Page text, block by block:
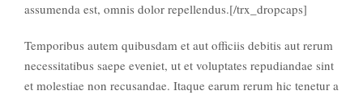
assumenda est, omnis dolor repellendus.[/trx_dropcaps]
Temporibus autem quibusdam et aut officiis debitis aut rerum
necessitatibus saepe eveniet, ut et voluptates repudiandae sint
et molestiae non recusandae. Itaque earum rerum hic tenetur a